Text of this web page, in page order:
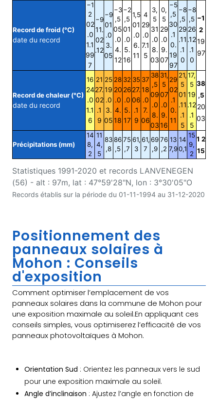
Statistiques 1991-2020 et records LANVENEGEN
(56) - alt : 97m, lat : 47°59'28"N, lon : 3°30'05"O
Records établis sur la période du 01-11-1994 au 31-12-2020
Record de froid (°C)
date du record
−1
2
02
.0
1.1
99
7
−9
11.
02
.12
−9
01
.0
3.
05
−3
,5
05
.0
4.
12
−2
,5
01
.0
5.
16
1,5
01
.0
6.
11
4
29
.0
7.1
5
3,
5
31
.0
8.
03
0,
5
29
.0
9.
07
−5
,5
30
.1
0.
19
97
−8
,5
29
.11
.1
0
−8
,5
26
.12
.1
0
−1
2
19
97
Record de chaleur (°C)
date du record
16
24
.0
1.1
6
21
27.
02
.1
9
25
19
.0
3.
05
28
20
.0
4.
18
32
26
.0
5.
17
35
27.
06
.1
9
37
18
.0
7.
06
38
,5
09
.0
8.
03
31,
5
07
.0
9.
16
29
02
.1
0.
11
21,
5
01
.11
.1
5
17,
5
19
.12
.1
5
38
,5
20
03
Précipitations (mm)
14
8,
2
11
4,
5
83
,8
86
,5
75
,7
61,
3
61,
7
69
,9
76
,2
13
7,9
14
0,1
15
9,
2
1 2
15
Positionnement des
panneaux solaires à
Mohon : Conseils
d'exposition
Comment optimiser l’emplacement de vos
panneaux solaires dans la commune de Mohon pour
une exposition maximale au soleil.En appliquant ces
conseils simples, vous optimiserez l’efficacité de vos
panneaux photovoltaïques à Mohon.
Orientation Sud : Orientez les panneaux vers le sud
pour une exposition maximale au soleil.
Angle d’inclinaison : Ajustez l’angle en fonction de